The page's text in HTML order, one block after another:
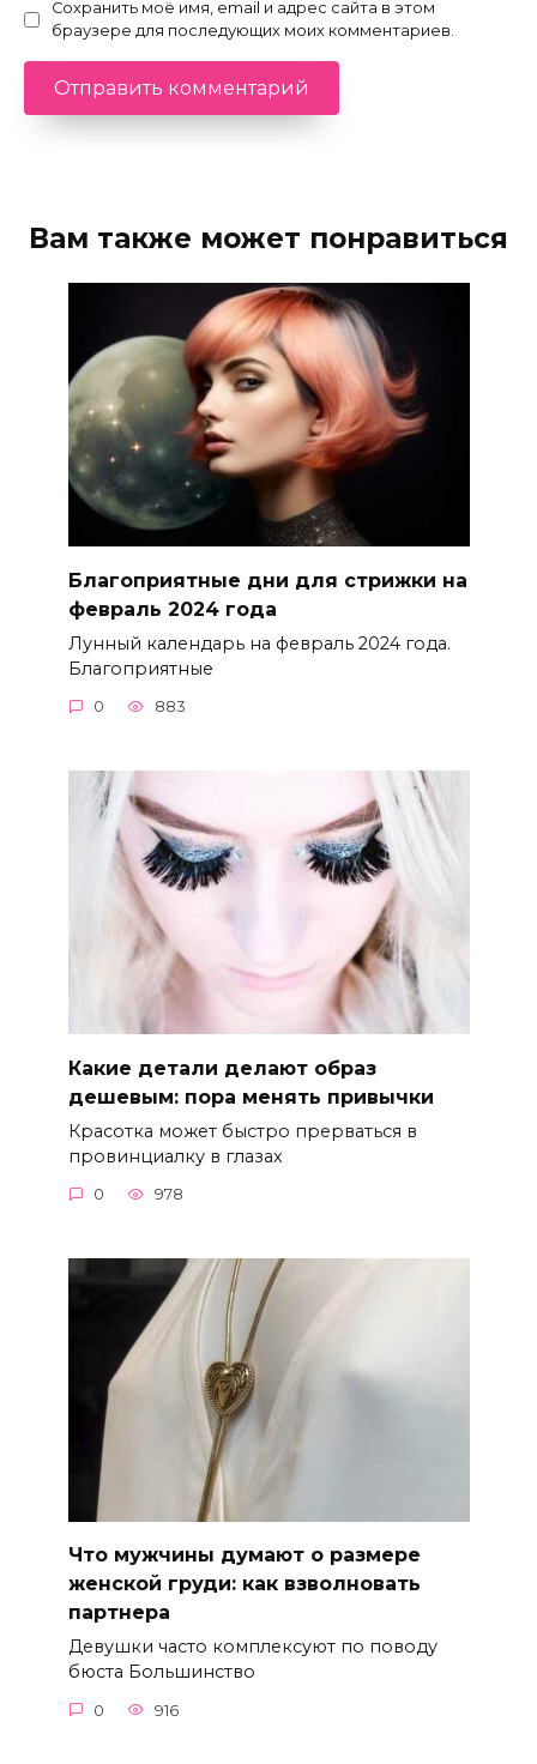
Сохранить моё имя, email и адрес сайта в этом
браузере для последующих моих комментариев.
Вам также может понравиться
Благоприятные дни для стрижки на
февраль 2024 года
Лунный календарь на февраль 2024 года.
Благоприятные
0 883
Какие детали делают образ
дешевым: пора менять привычки
Красотка может быстро прерваться в
провинциалку в глазах
0 978
Что мужчины думают о размере
женской груди: как взволновать
партнера
Девушки часто комплексуют по поводу
бюста Большинство
0 916